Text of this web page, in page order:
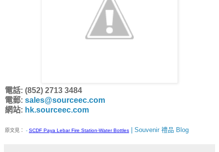
電話: (852) 2713 3484
電郵: sales@sourceec.com
網站: hk.sourceec.com
原文見： - SCDF Paya Lebar Fire Station-Water Bottles | Souvenir 禮品 Blog